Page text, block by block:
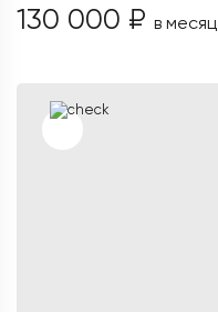
130 000 ₽ в месяц